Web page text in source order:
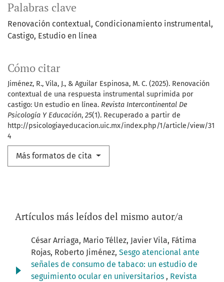
Palabras clave
Renovación contextual Condicionamiento instrumental
Castigo Estudio en línea
Cómo citar
Jiménez, R., Vila, J., & Aguilar Espinosa, M. C. (2025). Renovación
contextual de una respuesta instrumental suprimida por
castigo: Un estudio en línea. Revista Intercontinental De
Psicología Y Educación, 25(1). Recuperado a partir de
http://psicologiayeducacion.uic.mx/index.php/1/article/view/31
4
Más formatos de cita
Artículos más leídos del mismo autor/a
César Arriaga, Mario Téllez, Javier Vila, Fátima
Rojas, Roberto Jiménez, Sesgo atencional ante
señales de consumo de tabaco: un estudio de
seguimiento ocular en universitarios , Revista